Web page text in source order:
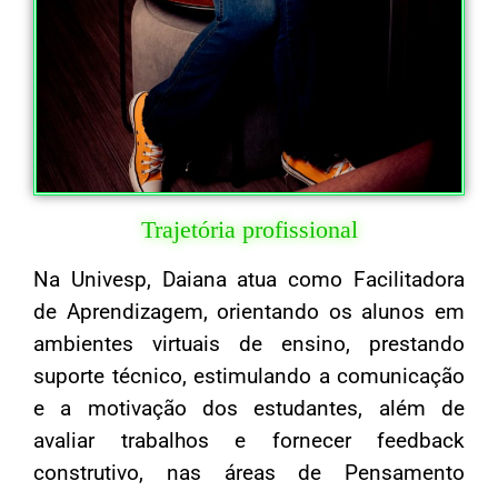
Trajetória profissional
Na Univesp, Daiana atua como Facilitadora
de Aprendizagem, orientando os alunos em
ambientes virtuais de ensino, prestando
suporte técnico, estimulando a comunicação
e a motivação dos estudantes, além de
avaliar trabalhos e fornecer feedback
construtivo, nas áreas de Pensamento